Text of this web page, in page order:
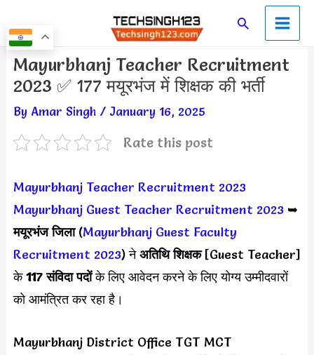
to
content
SearchMain
Menu
Mayurbhanj Teacher Recruitment
2023 ✅ 177 मयूरभंज में शिक्षक की भर्ती
By Amar Singh / January 16, 2025
Rate this post
Mayurbhanj Teacher Recruitment 2023
Mayurbhanj Guest Teacher Recruitment 2023➥
मयूरभंज जिला(Mayurbhanj Guest Faculty
Recruitment 2023) नेअतिथि शिक्षक[Guest Teacher]
के117 संविदा पदोंके लिए आवेदन करने के लिए योग्य उम्मीदवारों
को आमंत्रित कर रहा है।
Mayurbhanj District Office TGT MCT
Post
navigation